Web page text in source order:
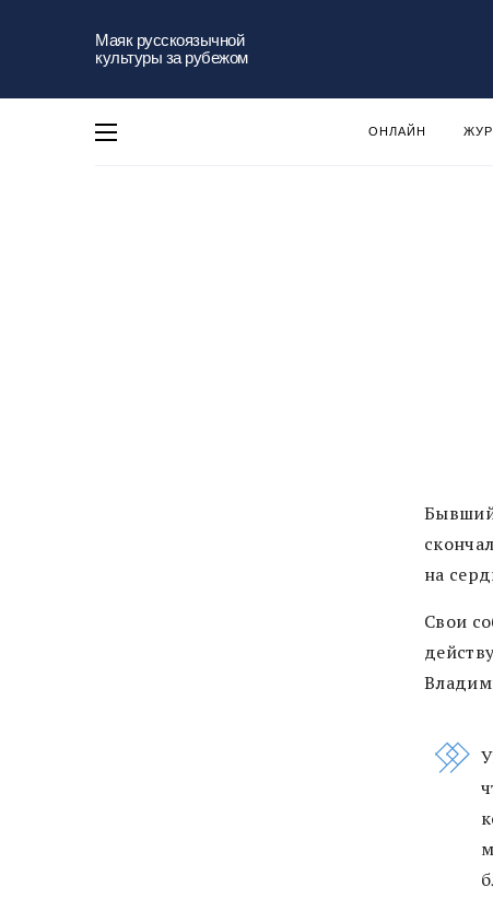
Маяк русскоязычной
культуры за рубежом
ОНЛАЙН
на
Свои